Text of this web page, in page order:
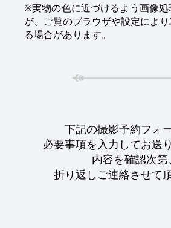
※実物の色に近づけるよう画像
が、ご覧のブラウザや設定によ
る場合があります。
下記の撮影予約フォ
必要事項を入力してお送
内容を確認次第、
折り返しご連絡させて